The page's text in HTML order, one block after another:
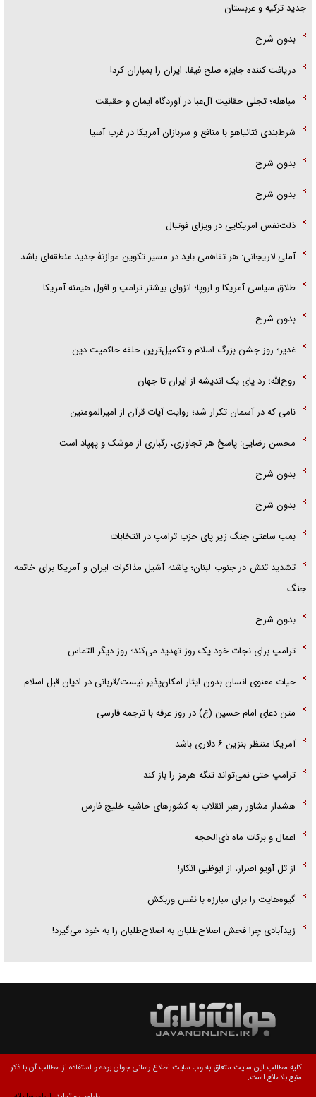
جدید ترکیه و عربستان
بدون شرح
دریافت کننده جایزه صلح فیفا، ایران را بمباران کرد!
مباهله؛ تجلی حقانیت آل‌عبا در آوردگاه ایمان و حقیقت
شرط‌بندی نتانیاهو با منافع و سربازان آمریکا در غرب آسیا
بدون شرح
بدون شرح
ذلت‌نفس امریکایی در ویزای فوتبال
آملی لاریجانی: هر تفاهمی باید در مسیر تکوین موازنۀ جدید منطقه‌ای باشد
طلاق سیاسی آمریکا و اروپا؛ انزوای بیشتر ترامپ و افول هیمنه آمریکا
بدون شرح
غدیر؛ روز جشن بزرگ اسلام و تکمیل‌ترین حلقه حاکمیت دین
روح‌الله؛ رد پای یک اندیشه از ایران تا جهان
نامی که در آسمان تکرار شد؛ روایت آیات قرآن از امیرالمومنین
محسن رضایی: پاسخ هر تجاوزی، رگباری از موشک و پهپاد است
بدون شرح
بدون شرح
بمب ساعتی جنگ زیر پای حزب ترام‍پ در انتخابات
تشدید تنش در جنوب لبنان؛ پاشنه آشیل مذاکرات ایران و آمریکا برای خاتمه
جنگ
بدون شرح
ترامپ برای نجات خود یک روز تهدید می‌کند؛ روز دیگر التماس
حیات معنوی انسان بدون ایثار امکان‌پذیر نیست/قربانی در ادیان قبل اسلام
متن دعای امام حسین (ع) در روز عرفه با ترجمه فارسی
آمریکا منتظر بنزین ۶ دلاری باشد
ترامپ حتی نمی‌تواند تنگه هرمز را باز کند
هشدار مشاور رهبر انقلاب به کشور‌های حاشیه خلیج فارس
اعمال و برکات ماه ذی‌الحجه
از تل آویو اصرار، از ابوظبی انکار!
گیوه‌هایت را برای مبارزه با نفس وربکش
زیدآبادی چرا فحش اصلاح‌طلبان به اصلاح‌طلبان را به خود می‌گیرد!
کلیه مطالب این سایت متعلق به وب سایت اطلاع رسانی جوان بوده و استفاده از مطالب آن با ذکر
منبع بلامانع است.